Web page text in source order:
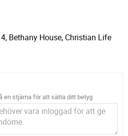
Bethany House, Christian Life
en stjärna för att sätta ditt betyg